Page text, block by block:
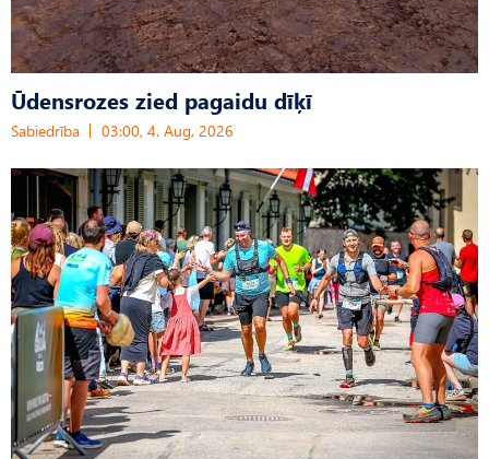
Ūdensrozes zied pagaidu dīķī
Sabiedrība 03:00, 4. Aug, 2026